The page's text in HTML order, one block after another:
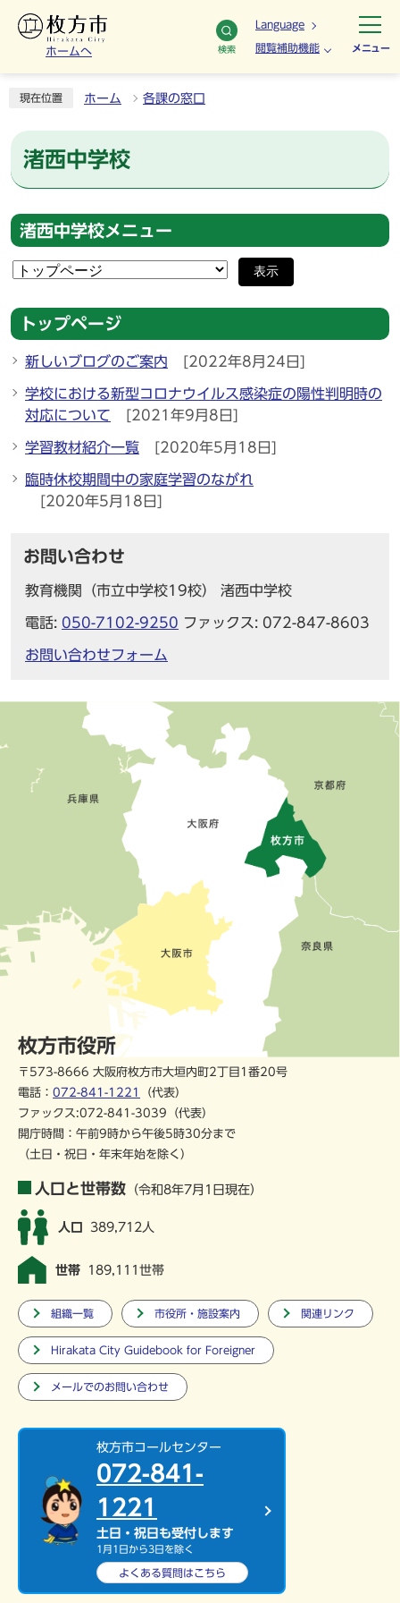
ホームへ 検索
Language
閲覧補助機能 メニュー
現在位置 ホーム 各課の窓口
渚西中学校
渚西中学校メニュー
表示
トップページ
新しいブログのご案内 [2022年8月24日]
学校における新型コロナウイルス感染症の陽性判明時の
対応について
[2021年9月8日]
学習教材紹介一覧 [2020年5月18日]
臨時休校期間中の家庭学習のながれ
[2020年5月18日]
お問い合わせ
教育機関（市立中学校19校） 渚西中学校
電話: 050-7102-9250 ファックス: 072-847-8603
お問い合わせフォーム
枚方市役所
〒573-8666 大阪府枚方市大垣内町2丁目1番20号
電話： 072-841-1221
（代表）
ファックス:072-841-3039（代表）
開庁時間：午前9時から午後5時30分まで
（土日・祝日・年末年始を除く）
人口と世帯数 （令和8年7月1日現在）
人口 389,712人
世帯 189,111世帯
組織一覧 市役所・施設案内 関連リンク
Hirakata City Guidebook for Foreigner
メールでのお問い合わせ
枚方市コールセンター
072-841-
1221
土日・祝日も受付します
1月1日から3日を除く
よくある質問はこちら